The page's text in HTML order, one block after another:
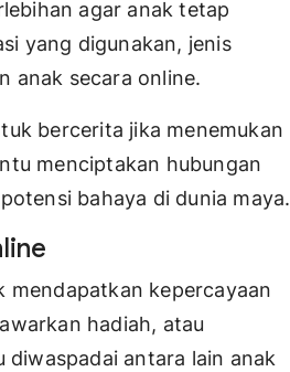
agar anak tetap
yang digunakan, jenis
anak secara online.
bercerita jika menemukan
menciptakan hubungan
bahaya di dunia maya.
mendapatkan kepercayaan
hadiah, atau
diwaspadai antara lain anak